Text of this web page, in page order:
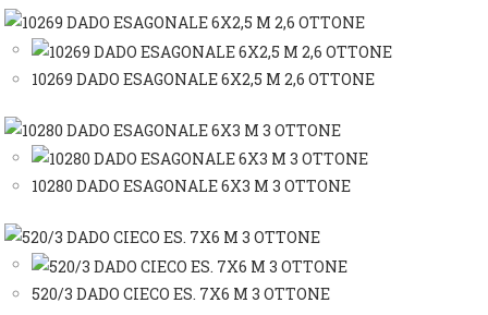
10269 DADO ESAGONALE 6X2,5 M 2,6 OTTONE
10280 DADO ESAGONALE 6X3 M 3 OTTONE
520/3 DADO CIECO ES. 7X6 M 3 OTTONE